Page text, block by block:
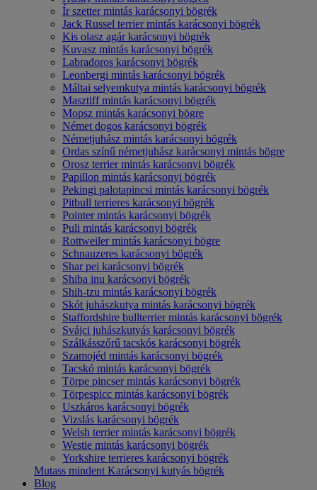
Ír szetter mintás karácsonyi bögrék
Jack Russel terrier mintás karácsonyi bögrék
Kis olasz agár karácsonyi bögrék
Kuvasz mintás karácsonyi bögrék
Labradoros karácsonyi bögrék
Leonbergi mintás karácsonyi bögrék
Máltai selyemkutya mintás karácsonyi bögrék
Masztiff mintás karácsonyi bögrék
Mopsz mintás karácsonyi bögre
Német dogos karácsonyi bögrék
Németjuhász mintás karácsonyi bögrék
Ordas színű németjuhász karácsonyi mintás bögre
Orosz terrier mintás karácsonyi bögrék
Papillon mintás karácsonyi bögrék
Pekingi palotapincsi mintás karácsonyi bögrék
Pitbull terrieres karácsonyi bögrék
Pointer mintás karácsonyi bögrék
Puli mintás karácsonyi bögrék
Rottweiler mintás karácsonyi bögre
Schnauzeres karácsonyi bögrék
Shar pei karácsonyi bögrék
Shiba inu karácsonyi bögrék
Shih-tzu mintás karácsonyi bögrék
Skót juhászkutya mintás karácsonyi bögrék
Staffordshire bullterrier mintás karácsonyi bögrék
Svájci juhászkutyás karácsonyi bögrék
Szálkásszőrű tacskós karácsonyi bögrék
Szamojéd mintás karácsonyi bögrék
Tacskó mintás karácsonyi bögrék
Törpe pincser mintás karácsonyi bögrék
Törpespicc mintás karácsonyi bögrék
Uszkáros karácsonyi bögrék
Vizslás karácsonyi bögrék
Welsh terrier mintás karácsonyi bögrék
Westie mintás karácsonyi bögrék
Yorkshire terrieres karácsonyi bögrék
Mutass mindent Karácsonyi kutyás bögrék
Blog